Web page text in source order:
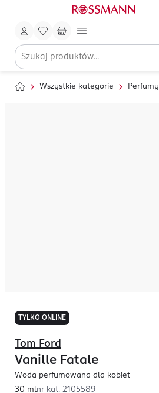
Wszystkie kategorie Perfumy
TYLKO ONLINE
Tom Ford
Vanille Fatale
Woda perfumowana dla kobiet
30 mlnr kat. 2105589